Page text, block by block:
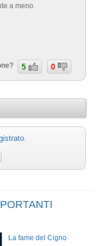
a meno.
5 0
.
La fame del Cigno